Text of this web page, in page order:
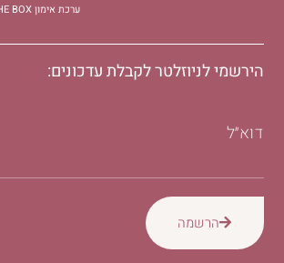
ערכת אימון LOVE IS IN THE BOX
הירשמי לניוזלטר לקבלת עדכונים:
דוא״ל
הרשמה